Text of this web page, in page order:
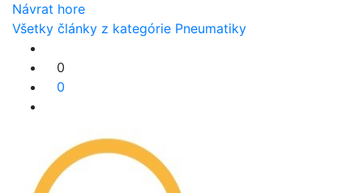
Návrat hore
Všetky články z kategórie Pneumatiky
0
0